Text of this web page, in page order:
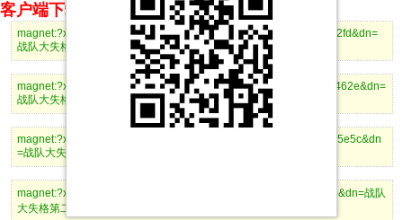
客户端下载
magnet:?xt=urn:btih:5a76daf8b13e605c1fd9ad7f06cece90e4b782fd&dn=
战队大失格第二季12.mp4
magnet:?xt=urn:btih:75fe98528108773108babcfe4d944da83ca4462e&dn=
战队大失格第二季11.mp4
magnet:?xt=urn:btih:0986b86c10150dae2b95fc066604b0118ad35e5c&dn
=战队大失格第二季10.mp4
magnet:?xt=urn:btih:9d8f39bbfbbff6fc942201cb7f596d49d4fdfe3b&dn=战队
大失格第二季09.mp4